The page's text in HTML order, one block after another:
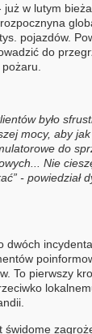
w lutym
pojazdów.
do
było
mocy, aby
do
Nie
- powiedział
dwóch
To pierwszy
świdome